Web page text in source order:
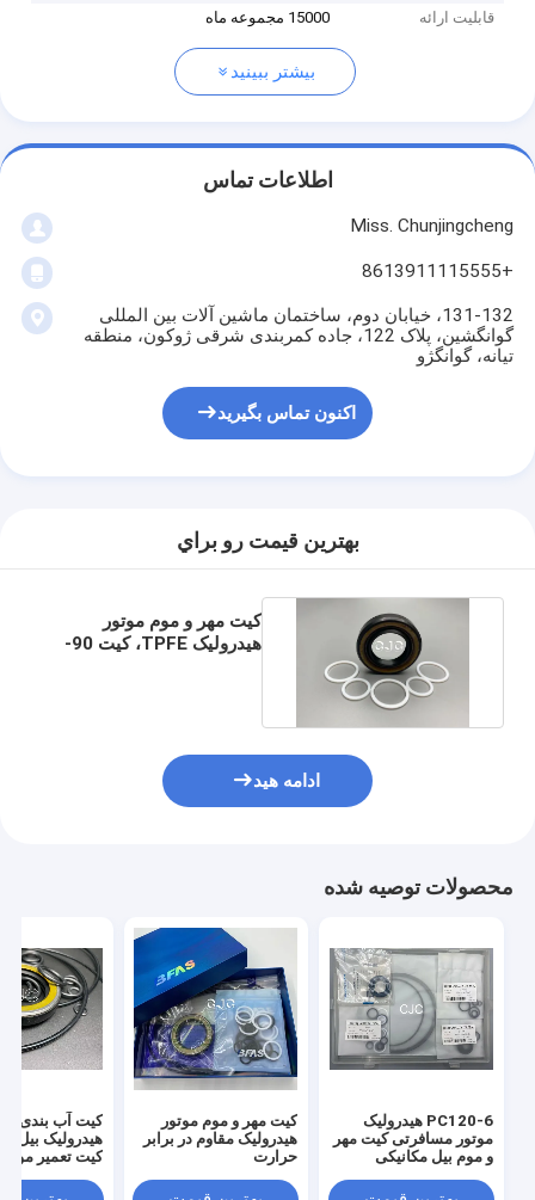
قابلیت ارائه
15000 مجموعه ماه
بیشتر ببینید
اطلاعات تماس
Miss. Chunjingcheng
+8613911115555
131-132، خیابان دوم، ساختمان ماشین آلات بین المللی
گوانگشین، پلاک 122، جاده کمربندی شرقی ژوکون، منطقه
تیانه، گوانگژو
اکنون تماس بگیرید
بهترين قيمت رو براي
کیت مهر و موم موتور
هیدرولیک TPFE، کیت 90-
ادامه هید
محصولات توصیه شده
PC120-6 هیدرولیک
موتور مسافرتی کیت مهر
و موم بیل مکانیکی
کیت مهر و موم موتور
هیدرولیک مقاوم در برابر
حرارت
کیت آب بندی
هیدرولیک بیل
حرارت